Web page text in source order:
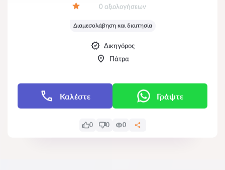
Αξιολογήσεις:
0 αξιολογήσεων
Διαμεσολάβηση και διαιτησία
Δικηγόρος
Πάτρα
Καλέστε Γράψτε
0 0 0